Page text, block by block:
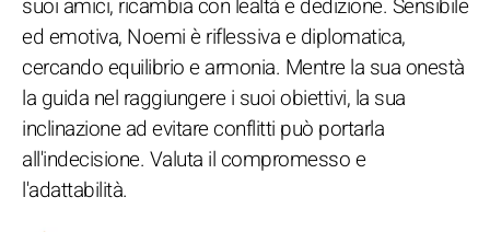
ed emotiva, Noemi è riflessiva e diplomatica,
cercando equilibrio e armonia. Mentre la sua onestà
la guida nel raggiungere i suoi obiettivi, la sua
inclinazione ad evitare conflitti può portarla
all'indecisione. Valuta il compromesso e
l'adattabilità.